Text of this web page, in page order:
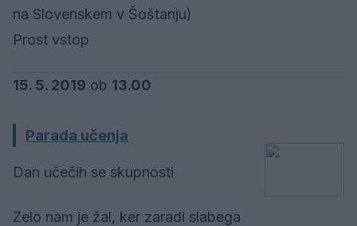
na Slovenskem v Šoštanju)
Prost vstop
15. 5. 2019 ob 13.00
Parada učenja
Dan učečih se skupnosti
Zelo nam je žal, ker zaradi slabega